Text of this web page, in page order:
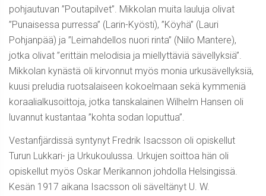
pohjautuvan ”Poutapilvet”. Mikkolan muita lauluja olivat
”Punaisessa purressa” (Larin-Kyösti), ”Köyhä” (Lauri
Pohjanpää) ja ”Leimahdellos nuori rinta” (Niilo Mantere),
jotka olivat ”erittäin melodisia ja miellyttäviä sävellyksiä”.
Mikkolan kynästä oli kirvonnut myös monia urkusävellyksiä,
kuusi preludia ruotsalaiseen kokoelmaan sekä kymmeniä
koraalialkusoittoja, jotka tanskalainen Wilhelm Hansen oli
luvannut kustantaa ”kohta sodan loputtua”.
Vestanfjärdissä syntynyt Fredrik Isacsson oli opiskellut
Turun Lukkari- ja Urkukoulussa. Urkujen soittoa hän oli
opiskellut myös Oskar Merikannon johdolla Helsingissä.
Kesän 1917 aikana Isacsson oli säveltänyt U. W.